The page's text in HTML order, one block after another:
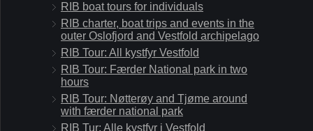
RIB boat tours for individuals
RIB charter, boat trips and events in the
outer Oslofjord and Vestfold archipelago
RIB Tour: All kystfyr Vestfold
RIB Tour: Færder National park in two
hours
RIB Tour: Nøtterøy and Tjøme around
with færder national park
RIB Tur: Alle kystfyr i Vestfold